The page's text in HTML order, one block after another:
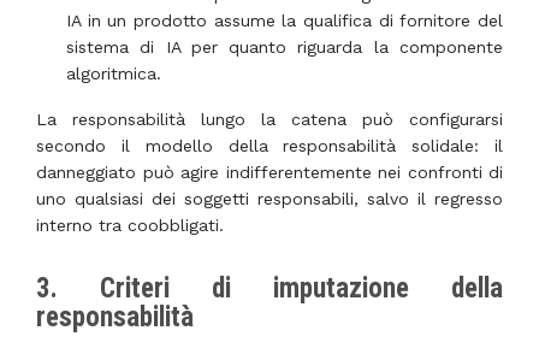
IA in un prodotto assume la qualifica di fornitore del
sistema di IA per quanto riguarda la componente
algoritmica.
La responsabilità lungo la catena può configurarsi
secondo il modello della responsabilità solidale: il
danneggiato può agire indifferentemente nei confronti di
uno qualsiasi dei soggetti responsabili, salvo il regresso
interno tra coobbligati.
3. Criteri di imputazione della
responsabilità